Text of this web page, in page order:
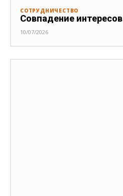
СОТРУДНИЧЕСТВО
Совпадение интересов
10/07/2026